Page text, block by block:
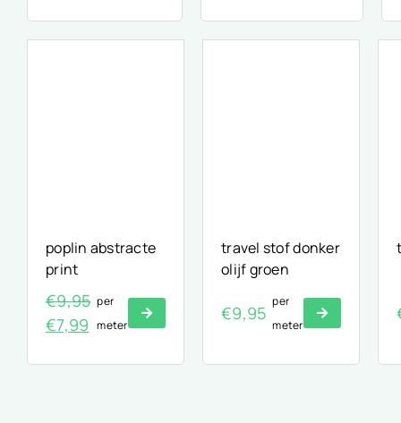
poplin abstracte
print
€9,95
Oorspronkelijke
€7,99 Huidige
per
meter
travel stof donker
olijf groen
€9,95
per
meter